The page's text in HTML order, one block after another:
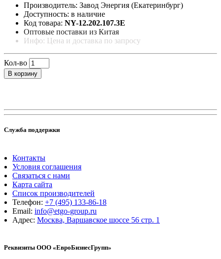
Производитель: Завод Энергия (Екатеринбург)
Доступность: в наличие
Код товара: NY-12.202.107.3E
Оптовые поставки из Китая
Инфо: Цена и доставка по запросу
Кол-во
В корзину
Служба поддержки
Контакты
Условия соглашения
Связаться с нами
Карта сайта
Список производителей
Телефон: +7 (495) 133-86-18
Email: info@etgo-group.ru
Адрес: Москва, Варшавское шоссе 56 стр. 1
Реквизиты ООО «ЕвроБизнесГрупп»